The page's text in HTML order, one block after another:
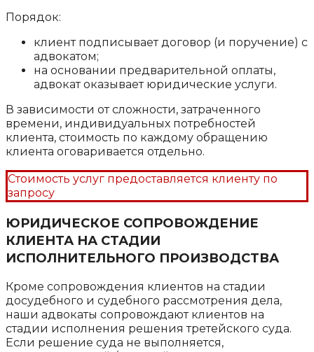
Порядок:
клиент подписывает договор (и поручение) с
адвокатом;
на основании предварительной оплаты,
адвокат оказывает юридические услуги.
В зависимости от сложности, затраченного
времени, индивидуальных потребностей
клиента, стоимость по каждому обращению
клиента оговаривается отдельно.
Стоимость услуг предоставляется клиенту по
запросу
ЮРИДИЧЕСКОЕ СОПРОВОЖДЕНИЕ
КЛИЕНТА НА СТАДИИ
ИСПОЛНИТЕЛЬНОГО ПРОИЗВОДСТВА
Кроме сопровождения клиентов на стадии
досудебного и судебного рассмотрения дела,
наши адвокаты сопровождают клиентов на
стадии исполнения решения третейского суда.
Если решение суда не выполняется,